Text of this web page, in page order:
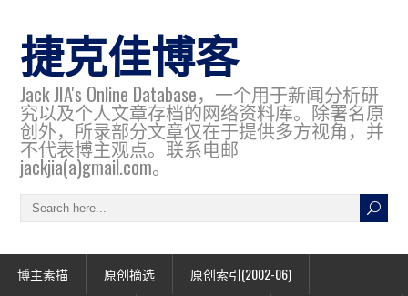
捷克佳博客
Jack JIA's Online Database，一个用于新闻分析研
究以及个人文章存档的网络资料库。除署名原
创外，所录部分文章仅在于提供多方视角，并
不代表博主观点。联系电邮
jackjia(a)gmail.com。
博主素描 原创摘选 原创索引(2002-06)